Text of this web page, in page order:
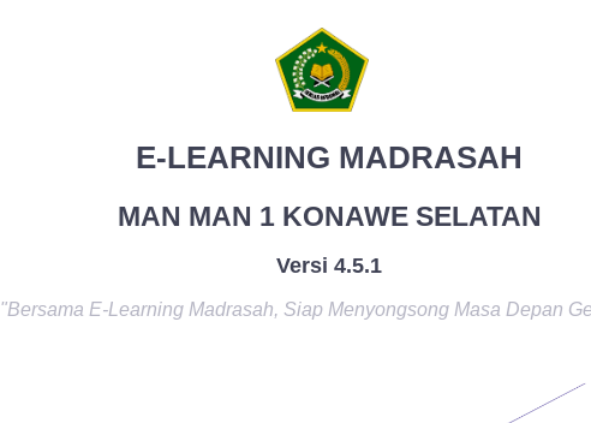
E-LEARNING MADRASAH
MAN MAN 1 KONAWE SELATAN
Versi 4.5.1
"Bersama E-Learning Madrasah, Siap Menyongsong Masa Depan